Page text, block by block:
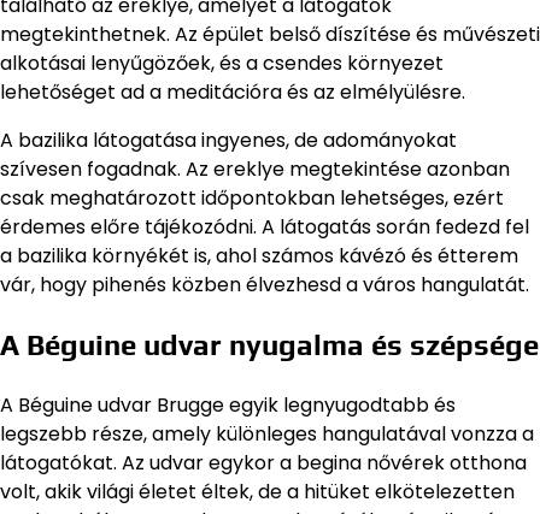
található az ereklye, amelyet a látogatók
megtekinthetnek. Az épület belső díszítése és művészeti
alkotásai lenyűgözőek, és a csendes környezet
lehetőséget ad a meditációra és az elmélyülésre.
A bazilika látogatása ingyenes, de adományokat
szívesen fogadnak. Az ereklye megtekintése azonban
csak meghatározott időpontokban lehetséges, ezért
érdemes előre tájékozódni. A látogatás során fedezd fel
a bazilika környékét is, ahol számos kávézó és étterem
vár, hogy pihenés közben élvezhesd a város hangulatát.
A Béguine udvar nyugalma és szépsége
A Béguine udvar Brugge egyik legnyugodtabb és
legszebb része, amely különleges hangulatával vonzza a
látogatókat. Az udvar egykor a begina nővérek otthona
volt, akik világi életet éltek, de a hitüket elkötelezetten